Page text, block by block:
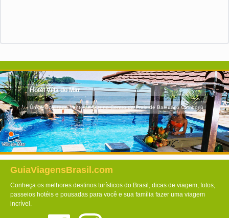
Hotel Villa do Mar
Único localizado frente ao Mar no Centro da Praia de Balneário Camboriú
GuiaViagensBrasil.com
Conheça os melhores destinos turísticos do Brasil, dicas de viagem, fotos,
passeios hotéis e pousadas para você e sua família fazer uma viagem
incrível.